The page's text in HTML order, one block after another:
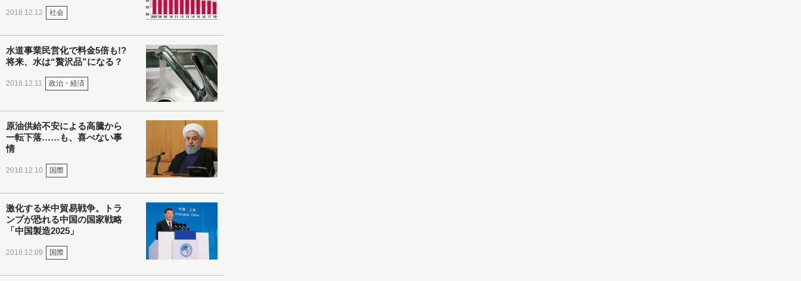
2018.12.12 社会
水道事業民営化で料金5倍も!?
将来、水は“贅沢品”になる？
2018.12.11 政治・経済
原油供給不安による高騰から
一転下落……も、喜べない事
情
2018.12.10 国際
激化する米中貿易戦争。トラ
ンプが恐れる中国の国家戦略
「中国製造2025」
2018.12.09 国際